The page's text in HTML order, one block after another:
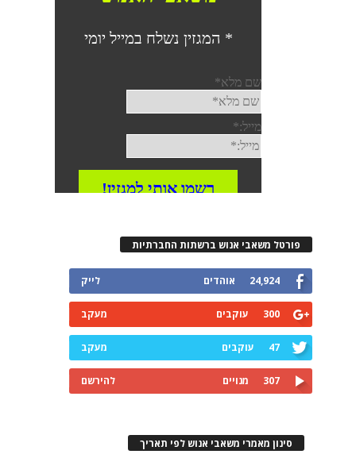
פורטל משאבי אנוש ברשתות החברתיות
24,924 אוהדים לייק
300 עוקבים מעקב
47 עוקבים מעקב
307 מנויים להירשם
סינון מאמרי משאבי אנוש לפי תאריך